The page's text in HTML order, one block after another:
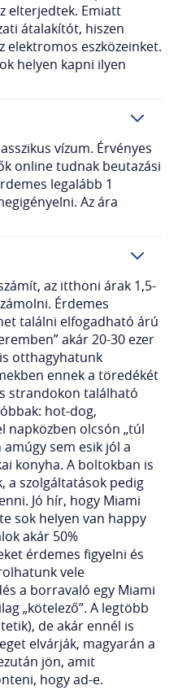
elterjedtek. Emiatt
átalakítót, hiszen
elektromos eszközeinket.
helyen kapni ilyen
vízum. Érvényes
online tudnak beutazási
legalább 1
Az ára
az itthoni árak 1,5-
Érdemes
találni elfogadható árú
akár 20-30 ezer
otthagyhatunk
ennek a töredékét
strandokon található
hot-dog,
napközben olcsón „túl
sem esik jól a
konyha. A boltokban is
a szolgáltatások pedig
Jó hír, hogy Miami
sok helyen van happy
akár 50%
érdemes figyelni és
vele
a borravaló egy Miami
„kötelező”. A legtöbb
de akár ennél is
elvárják, magyarán a
jön, amit
hogy ad-e.